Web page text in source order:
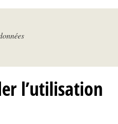
l’utilisation